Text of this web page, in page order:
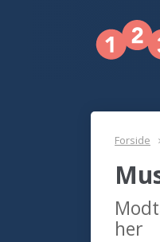
Forside
her